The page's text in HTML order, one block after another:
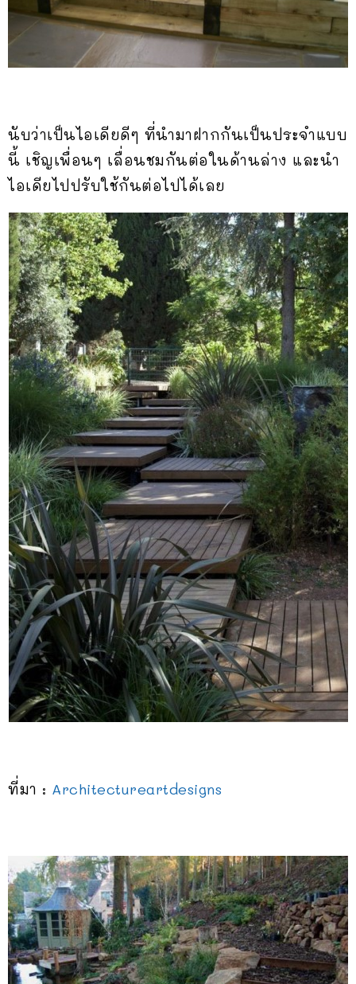
นับว่าเป็นไอเดียดีๆ ที่นำมาฝากกันเป็นประจำแบบ
นี้ เชิญเพื่อนๆ เลื่อนชมกันต่อในด้านล่าง และนำ
ไอเดียไปปรับใช้กันต่อไปได้เลย
ที่มา : Architectureartdesigns